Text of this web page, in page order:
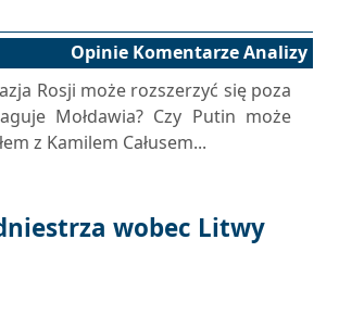
Opinie Komentarze Analizy
Rosji może rozszerzyć się poza
Mołdawia? Czy Putin może
z Kamilem Całusem...
wobec Litwy